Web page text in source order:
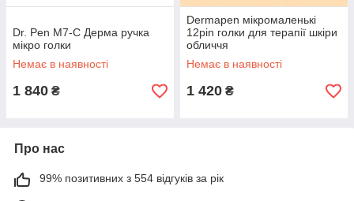
Dr. Pen M7-C Дерма ручка
мікро голки
Немає в наявності
1 840 ₴
Dermapen мікромаленькі
12pin голки для терапії шкіри
обличчя
Немає в наявності
1 420 ₴
Про нас
99% позитивних з 554 відгуків за рік